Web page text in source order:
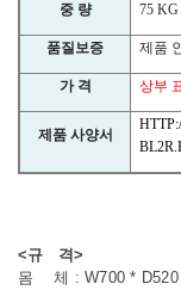
중 량 75 KG
품질보증 제품
가 격 상부
제품 사양서
<규 격>
몸 체 : W700 * D520